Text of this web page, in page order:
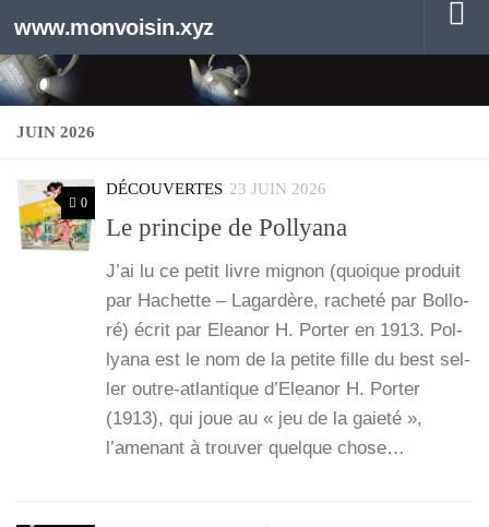
Au dessous du contenu
www.monvoisin.xyz
JUIN 2026
0
DÉCOUVERTES 23 JUIN 2026
Le principe de Pollyana
J’ai lu ce petit livre mignon (quoique pro­duit
par Hachette – Lagar­dère, rache­té par Bol­lo­
ré) écrit par Elea­nor H. Por­ter en 1913. Pol­
lya­na est le nom de la petite fille du best sel­
ler outre-atlan­­tique d’Eleanor H. Por­ter
(1913), qui joue au « jeu de la gaie­té »,
l’amenant à trou­ver quelque chose…